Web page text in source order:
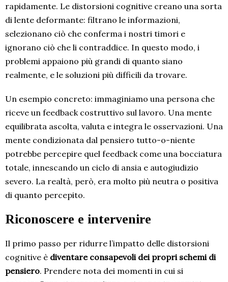
rapidamente. Le distorsioni cognitive creano una sorta
di lente deformante: filtrano le informazioni,
selezionano ciò che conferma i nostri timori e
ignorano ciò che li contraddice. In questo modo, i
problemi appaiono più grandi di quanto siano
realmente, e le soluzioni più difficili da trovare.
Un esempio concreto: immaginiamo una persona che
riceve un feedback costruttivo sul lavoro. Una mente
equilibrata ascolta, valuta e integra le osservazioni. Una
mente condizionata dal pensiero tutto-o-niente
potrebbe percepire quel feedback come una bocciatura
totale, innescando un ciclo di ansia e autogiudizio
severo. La realtà, però, era molto più neutra o positiva
di quanto percepito.
Riconoscere e intervenire
Il primo passo per ridurre l’impatto delle distorsioni
cognitive è diventare consapevoli dei propri schemi di
pensiero. Prendere nota dei momenti in cui si